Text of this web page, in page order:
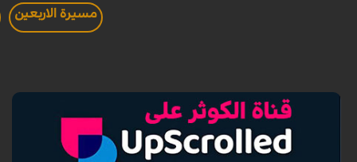
مسيرة الاربعين